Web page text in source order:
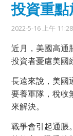
投資重
2022-5-16 上午 11:28
近月，美國高通
投資者憂慮美國
長遠來說，美國
要養軍隊，稅收
來解決。
戰爭會引起通脹